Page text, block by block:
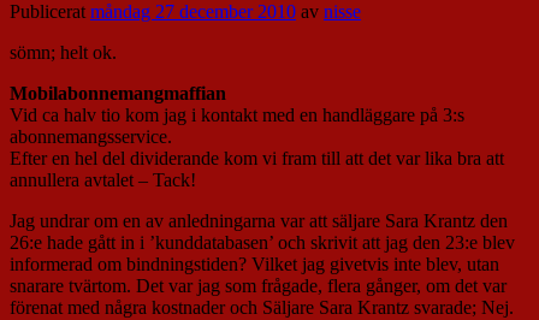
Publiceratmåndag 27 december 2010 av nisse
sömn; helt ok.
Mobilabonnemangmaffian
Vid ca halv tio kom jag i kontakt med en handläggare på 3:s
abonnemangsservice.
Efter en hel del dividerande kom vi fram till att det var lika bra att
annullera avtalet – Tack!
Jag undrar om en av anledningarna var att säljare Sara Krantz den
26:e hade gått in i ’kunddatabasen’ och skrivit att jag den 23:e blev
informerad om bindningstiden? Vilket jag givetvis inte blev, utan
snarare tvärtom. Det var jag som frågade, flera gånger, om det var
förenat med några kostnader och Säljare Sara Krantz svarade; Nej.